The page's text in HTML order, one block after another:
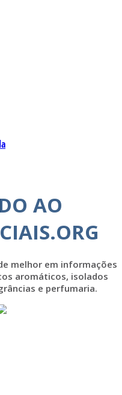
AO
melhor em informações
aromáticos, isolados
e perfumaria.